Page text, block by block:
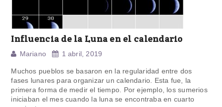
Influencia de la Luna en el calendario
Mariano 1 abril, 2019
Muchos pueblos se basaron en la regularidad entre dos
fases lunares para organizar un calendario. Esta fue, la
primera forma de medir el tiempo. Por ejemplo, los sumerios
iniciaban el mes cuando la luna se encontraba en cuarto